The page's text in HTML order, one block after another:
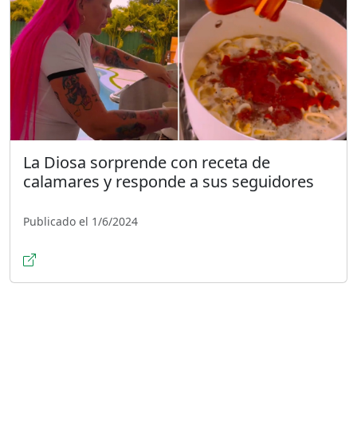
La Diosa sorprende con receta de
calamares y responde a sus seguidores
Publicado el 1/6/2024